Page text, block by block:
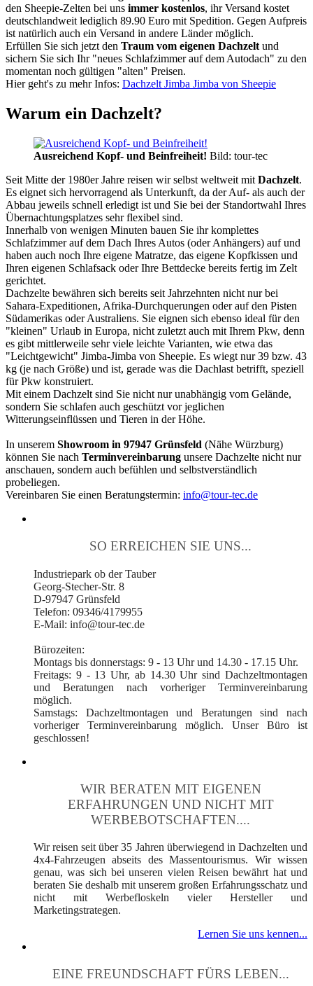
den Sheepie-Zelten bei uns immer kostenlos, ihr Versand kostet
deutschlandweit lediglich 89.90 Euro mit Spedition. Gegen Aufpreis
ist natürlich auch ein Versand in andere Länder möglich.
Erfüllen Sie sich jetzt den Traum vom eigenen Dachzelt und
sichern Sie sich Ihr "neues Schlafzimmer auf dem Autodach" zu den
momentan noch gültigen "alten" Preisen.
Hier geht's zu mehr Infos: Dachzelt Jimba Jimba von Sheepie
Warum ein Dachzelt?
Ausreichend Kopf- und Beinfreiheit! Bild: tour-tec
Seit Mitte der 1980er Jahre reisen wir selbst weltweit mit Dachzelt.
Es eignet sich hervorragend als Unterkunft, da der Auf- als auch der
Abbau jeweils schnell erledigt ist und Sie bei der Standortwahl Ihres
Übernachtungsplatzes sehr flexibel sind.
Innerhalb von wenigen Minuten bauen Sie ihr komplettes
Schlafzimmer auf dem Dach Ihres Autos (oder Anhängers) auf und
haben auch noch Ihre eigene Matratze, das eigene Kopfkissen und
Ihren eigenen Schlafsack oder Ihre Bettdecke bereits fertig im Zelt
gerichtet.
Dachzelte bewähren sich bereits seit Jahrzehnten nicht nur bei
Sahara-Expeditionen, Afrika-Durchquerungen oder auf den Pisten
Südamerikas oder Australiens. Sie eignen sich ebenso ideal für den
"kleinen" Urlaub in Europa, nicht zuletzt auch mit Ihrem Pkw, denn
es gibt mittlerweile sehr viele leichte Varianten, wie etwa das
"Leichtgewicht" Jimba-Jimba von Sheepie. Es wiegt nur 39 bzw. 43
kg (je nach Größe) und ist, gerade was die Dachlast betrifft, speziell
für Pkw konstruiert.
Mit einem Dachzelt sind Sie nicht nur unabhängig vom Gelände,
sondern Sie schlafen auch geschützt vor jeglichen
Witterungseinflüssen und Tieren in der Höhe.
In unserem Showroom in 97947 Grünsfeld (Nähe Würzburg)
können Sie nach Terminvereinbarung unsere Dachzelte nicht nur
anschauen, sondern auch befühlen und selbstverständlich
probeliegen.
Vereinbaren Sie einen Beratungstermin: info@tour-tec.de
SO ERREICHEN SIE UNS...
Industriepark ob der Tauber
Georg-Stecher-Str. 8
D-97947 Grünsfeld
Telefon: 09346/4179955
E-Mail: info@tour-tec.de
Bürozeiten:
Montags bis donnerstags: 9 - 13 Uhr und 14.30 - 17.15 Uhr.
Freitags: 9 - 13 Uhr, ab 14.30 Uhr sind Dachzeltmontagen
und Beratungen nach vorheriger Terminvereinbarung
möglich.
Samstags: Dachzeltmontagen und Beratungen sind nach
vorheriger Terminvereinbarung möglich. Unser Büro ist
geschlossen!
WIR BERATEN MIT EIGENEN
ERFAHRUNGEN UND NICHT MIT
WERBEBOTSCHAFTEN....
Wir reisen seit über 35 Jahren überwiegend in Dachzelten und
4x4-Fahrzeugen abseits des Massentourismus. Wir wissen
genau, was sich bei unseren vielen Reisen bewährt hat und
beraten Sie deshalb mit unserem großen Erfahrungsschatz und
nicht mit Werbefloskeln vieler Hersteller und
Marketingstrategen.
Lernen Sie uns kennen...
EINE FREUNDSCHAFT FÜRS LEBEN...